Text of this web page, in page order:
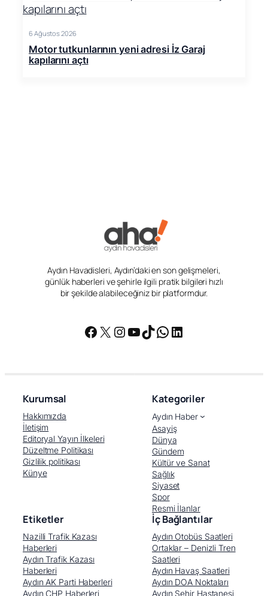
6 Ağustos 2026
Motor tutkunlarının yeni adresi İz Garaj
kapılarını açtı
Aydın Havadisleri, Aydın’daki en son gelişmeleri,
günlük haberleri ve şehirle ilgili pratik bilgileri hızlı
bir şekilde alabileceğiniz bir platformdur.
Facebook
X Instagram
YouTube
TikTok
WhatsApp
LinkedIn
Kurumsal
Hakkımızda
İletişim
Editoryal Yayın İlkeleri
Düzeltme Politikası
Gizlilik politikası
Künye
Kategoriler
Aydın Haber
Asayiş
Dünya
Gündem
Kültür ve Sanat
Sağlık
Siyaset
Spor
Resmi İlanlar
Etiketler
Nazilli Trafik Kazası
Haberleri
Aydın Trafik Kazası
Haberleri
Aydın AK Parti Haberleri
Aydın CHP Haberleri
İç Bağlantılar
Aydın Otobüs Saatleri
Ortaklar – Denizli Tren
Saatleri
Aydın Havaş Saatleri
Aydın DOA Noktaları
Aydın Şehir Hastanesi